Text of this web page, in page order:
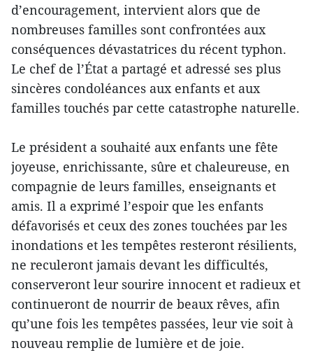
d’encouragement, intervient alors que de
nombreuses familles sont confrontées aux
conséquences dévastatrices du récent typhon.
Le chef de l’État a partagé et adressé ses plus
sincères condoléances aux enfants et aux
familles touchés par cette catastrophe naturelle.
Le président a souhaité aux enfants une fête
joyeuse, enrichissante, sûre et chaleureuse, en
compagnie de leurs familles, enseignants et
amis. Il a exprimé l’espoir que les enfants
défavorisés et ceux des zones touchées par les
inondations et les tempêtes resteront résilients,
ne reculeront jamais devant les difficultés,
conserveront leur sourire innocent et radieux et
continueront de nourrir de beaux rêves, afin
qu’une fois les tempêtes passées, leur vie soit à
nouveau remplie de lumière et de joie.